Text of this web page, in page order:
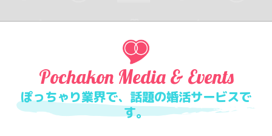
Pochakon Media & Events
ぽっちゃり業界で、話題の婚活サービスで
す。